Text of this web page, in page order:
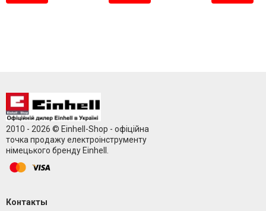
2010 - 2026 © Einhell-Shop - офіційна
точка продажу електроінструменту
німецького бренду Einhell.
Контакты